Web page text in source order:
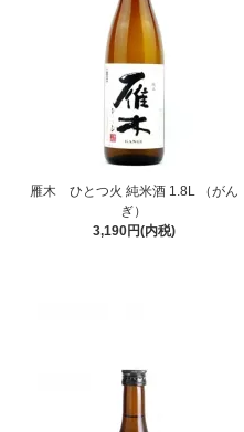
雁木 ひとつ火 純米酒 1.8L （がん
ぎ）
3,190円(内税)